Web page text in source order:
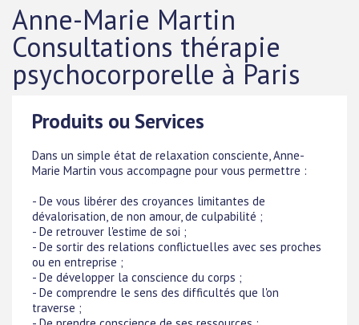
Anne-Marie Martin
Consultations thérapie
psychocorporelle à Paris
Produits ou Services
Dans un simple état de relaxation consciente, Anne-
Marie Martin vous accompagne pour vous permettre :
- De vous libérer des croyances limitantes de
dévalorisation, de non amour, de culpabilité ;
- De retrouver l'estime de soi ;
- De sortir des relations conflictuelles avec ses proches
ou en entreprise ;
- De développer la conscience du corps ;
- De comprendre le sens des difficultés que l'on
traverse ;